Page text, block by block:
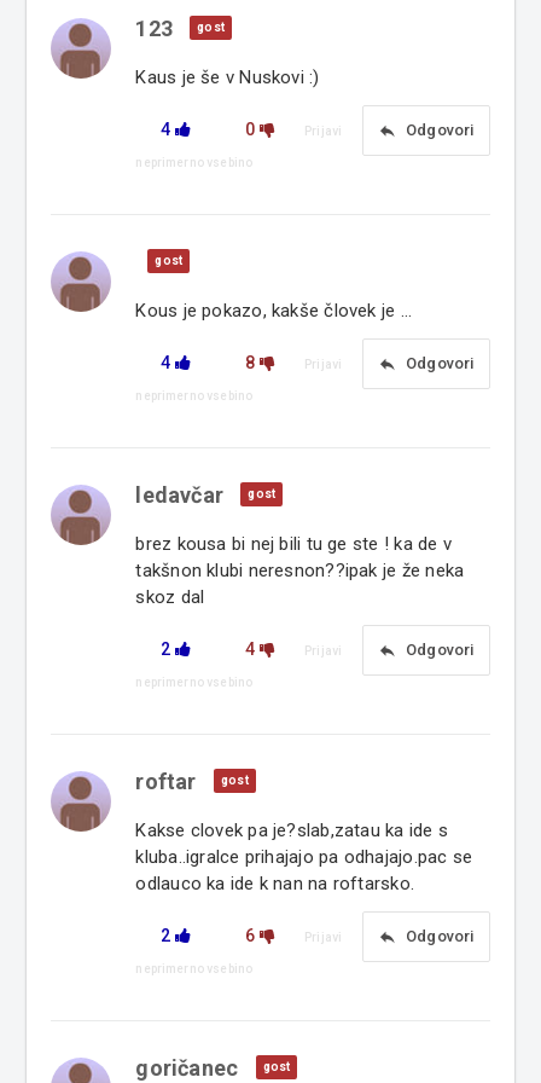
123 gost
Kaus je še v Nuskovi :)
4 0 reply Odgovori
Prijavi
neprimerno vsebino
gost
Kous je pokazo, kakše človek je ...
4 8 reply Odgovori
Prijavi
neprimerno vsebino
ledavčar gost
brez kousa bi nej bili tu ge ste ! ka de v
takšnon klubi neresnon??ipak je že neka
skoz dal
2 4 reply Odgovori
Prijavi
neprimerno vsebino
roftar gost
Kakse clovek pa je?slab,zatau ka ide s
kluba..igralce prihajajo pa odhajajo.pac se
odlauco ka ide k nan na roftarsko.
2 6 reply Odgovori
Prijavi
neprimerno vsebino
goričanec gost